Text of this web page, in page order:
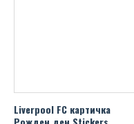
Liverpool FC картичка